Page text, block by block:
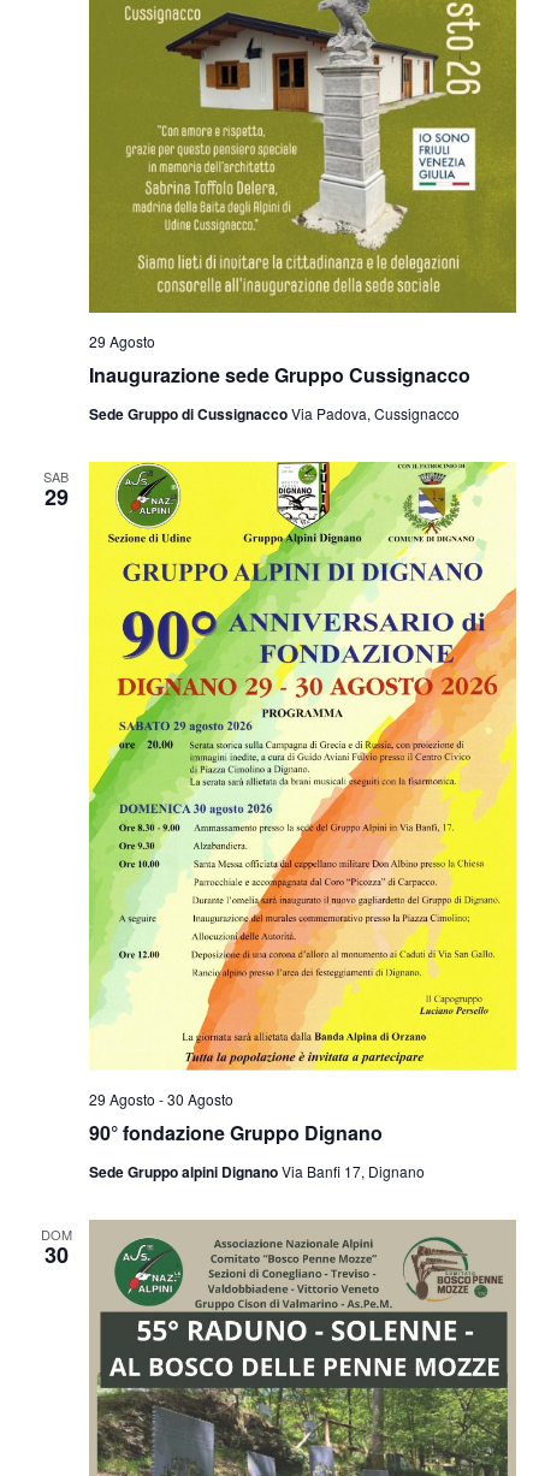
Inaugurazione sede Gruppo Cussignacco
29 Agosto
Sede Gruppo di CussignaccoVia Padova, Cussignacco
SAB
29
90° fondazione Gruppo Dignano
29 Agosto -30 Agosto
Sede Gruppo alpini DignanoVia Banfi 17, Dignano
DOM
30